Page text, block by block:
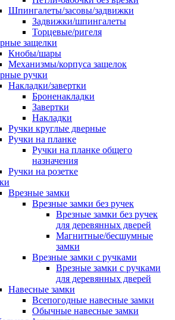
Шпингалеты/засовы/задвижки
Задвижки/шпингалеты
Торцевые/ригеля
защелки
Кнобы/шары
Механизмы/корпуса защелок
ручки
Накладки/завертки
Броненакладки
Завертки
Накладки
Ручки круглые дверные
Ручки на планке
Ручки на планке общего
назначения
Ручки на розетке
Врезные замки
Врезные замки без ручек
Врезные замки без ручек
для деревянных дверей
Магнитные/бесшумные
замки
Врезные замки с ручками
Врезные замки с ручками
для деревянных дверей
Навесные замки
Всепогодные навесные замки
Обычные навесные замки